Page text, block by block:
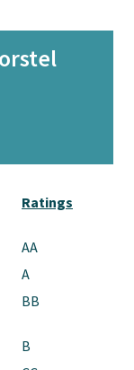
Ratings
AA
A
BB
B